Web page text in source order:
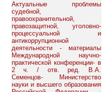
Актуальные проблемы
судебной,
правоохранительной,
правозащитной, уголовно-
процессуальной и
антикоррупционной
деятельности - материалы
Международной научно-
практической конференции- в
2 ч. / отв. ред. В.А.
Семенцов- Министерство
науки и высшего образования